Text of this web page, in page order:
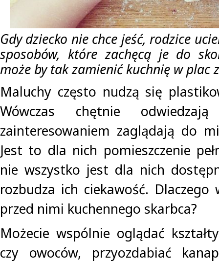
Gdy dziecko nie chce jeść, rodzice
sposobów, które zachęcą je do
może by tak zamienić kuchnię w plac
Maluchy często nudzą się
Wówczas chętnie
zainteresowaniem zaglądają do
Jest to dla nich pomieszczenie
nie wszystko jest dla nich
rozbudza ich ciekawość.
przed nimi kuchennego skarbca?
Możecie wspólnie oglądać
czy owoców, przyozdabiać